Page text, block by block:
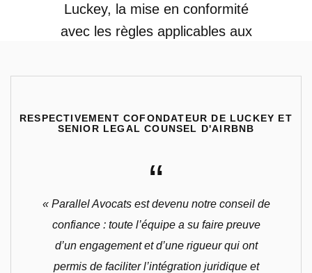
Luckey, la mise en conformité
avec les règles applicables aux
développement de partenariats,
contraintes juridiques d’un
partie de son activité.
RESPECTIVEMENT COFONDATEUR DE LUCKEY ET
SENIOR LEGAL COUNSEL D'AIRBNB
“
« Parallel Avocats est devenu notre conseil de
confiance : toute l’équipe a su faire preuve
d’un engagement et d’une rigueur qui ont
permis de faciliter l’intégration juridique et